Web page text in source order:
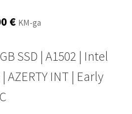
€Current
is:
899.00 €.
KM-ga
SSD | A1502 | Intel
AZERTY INT | Early